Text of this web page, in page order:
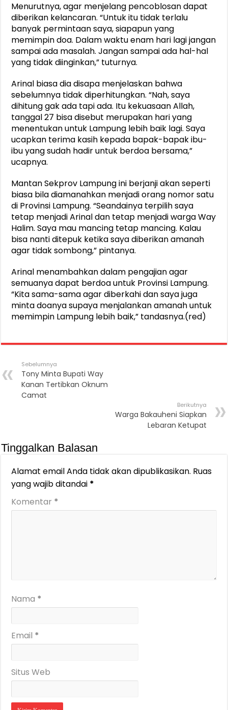
Menurutnya, agar menjelang pencoblosan dapat
diberikan kelancaran. “Untuk itu tidak terlalu
banyak permintaan saya, siapapun yang
memimpin doa. Dalam waktu enam hari lagi jangan
sampai ada masalah. Jangan sampai ada hal-hal
yang tidak diinginkan,” tuturnya.
Arinal biasa dia disapa menjelaskan bahwa
sebelumnya tidak diperhitungkan. “Nah, saya
dihitung gak ada tapi ada. Itu kekuasaan Allah,
tanggal 27 bisa disebut merupakan hari yang
menentukan untuk Lampung lebih baik lagi. Saya
ucapkan terima kasih kepada bapak-bapak ibu-
ibu yang sudah hadir untuk berdoa bersama,”
ucapnya.
Mantan Sekprov Lampung ini berjanji akan seperti
biasa bila diamanahkan menjadi orang nomor satu
di Provinsi Lampung. “Seandainya terpilih saya
tetap menjadi Arinal dan tetap menjadi warga Way
Halim. Saya mau mancing tetap mancing. Kalau
bisa nanti ditepuk ketika saya diberikan amanah
agar tidak sombong,” pintanya.
Arinal menambahkan dalam pengajian agar
semuanya dapat berdoa untuk Provinsi Lampung.
“Kita sama-sama agar diberkahi dan saya juga
minta doanya supaya menjalankan amanah untuk
memimpin Lampung lebih baik,” tandasnya.(red)
Sebelumnya
Tony Minta Bupati Way
Kanan Tertibkan Oknum
Camat
Berikutnya
Warga Bakauheni Siapkan
Lebaran Ketupat
Tinggalkan Balasan
Alamat email Anda tidak akan dipublikasikan. Ruas
yang wajib ditandai *
Komentar *
Nama *
Email *
Situs Web